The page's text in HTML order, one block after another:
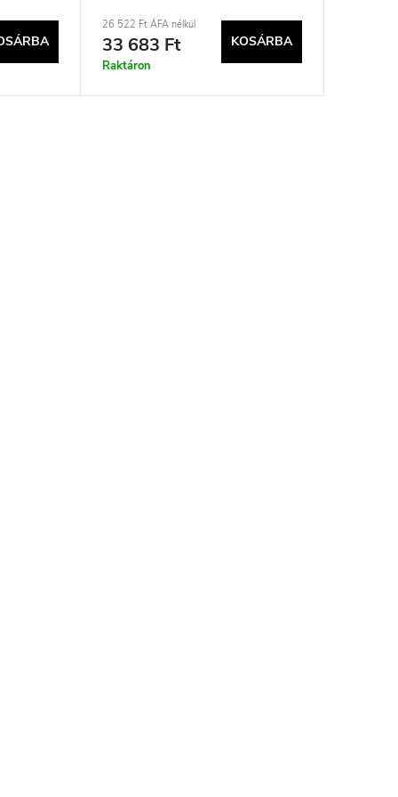
26 522 Ft ÁFA nélkül
33 683 Ft
Raktáron
KOSÁRBA